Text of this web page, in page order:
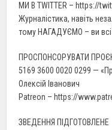
МИ В TWITTER – https://
Журналістика, навіть
тому НАГАДУЄМО – ви
ПРОСПОНСОРУВАТИ
5169 3600 0020 0299 —
Олексій Іванович
Patreon – https://
ЗВЕДЕННЯ ПІДГОТОВЛЕНЕ